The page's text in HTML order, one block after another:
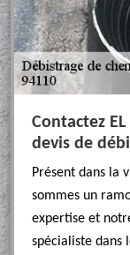
Contactez
devis de
Présent dans la
sommes un
expertise et
spécialiste dans